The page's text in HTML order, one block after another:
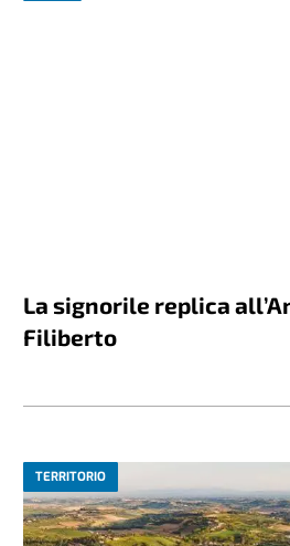
La signorile replica
Filiberto
TERRITORIO